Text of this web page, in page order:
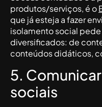
produtos/serviços, é o
que já esteja a fazer
isolamento social
diversificados: de
conteúdos didáticos,
5.
sociais